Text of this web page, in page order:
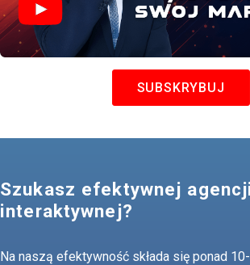
SUBSKRYBUJ
Szukasz efektywnej
interaktywnej?
Na naszą efektywność składa się ponad